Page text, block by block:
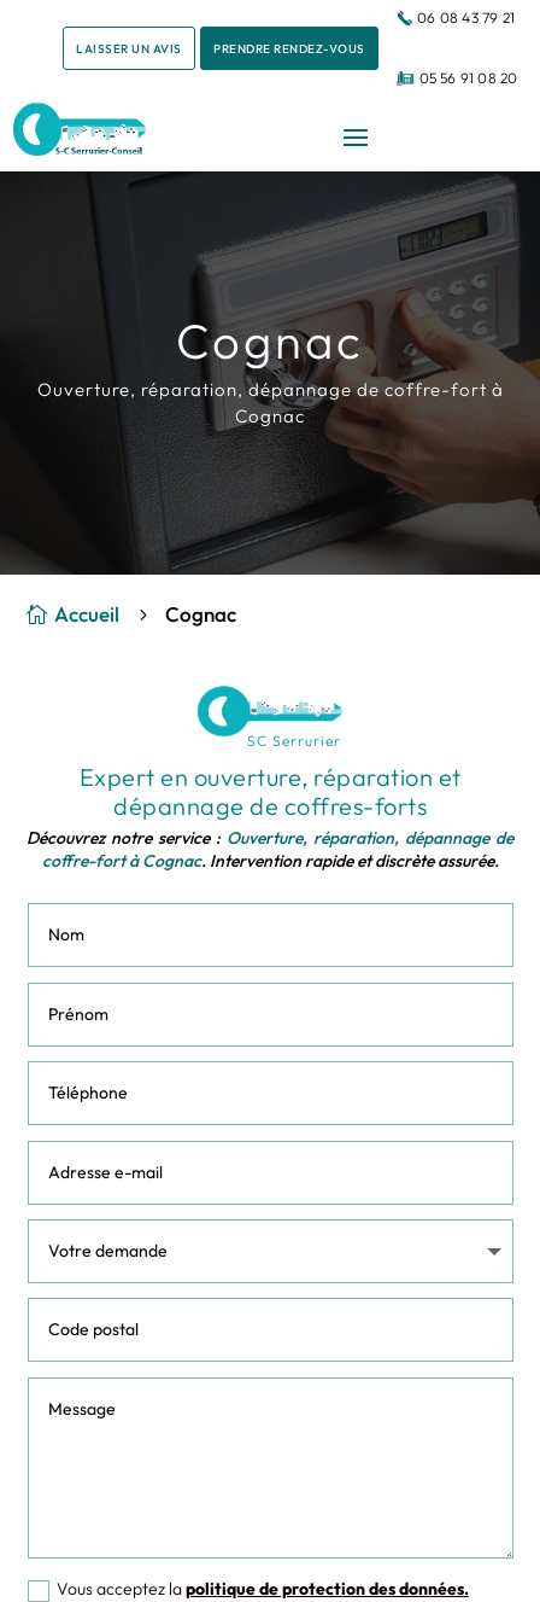
LAISSER UN AVIS PRENDRE RENDEZ-VOUS
06 08 43 79 21
05 56 91 08 20
Cognac
Ouverture, réparation, dépannage de coffre-fort à
Cognac
 Accueil 5 Cognac
SC Serrurier
Expert en ouverture, réparation et
dépannage de coffres-forts
Découvrez notre service : Ouverture, réparation, dépannage de
coffre-fort à Cognac. Intervention rapide et discrète assurée.
Vous acceptez lapolitique de protection des données.